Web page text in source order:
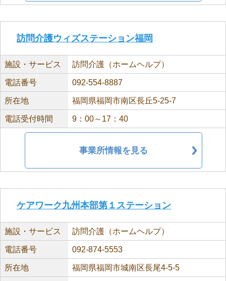
訪問介護ウィズステーション福岡
施設・サービス 訪問介護（ホームヘルプ）
電話番号 092-554-8887
所在地 福岡県福岡市南区長丘5-25-7
電話受付時間 9：00～17：40
事業所情報を見る
ケアワーク九州本部第１ステーション
施設・サービス 訪問介護（ホームヘルプ）
電話番号 092-874-5553
所在地 福岡県福岡市城南区長尾4-5-5